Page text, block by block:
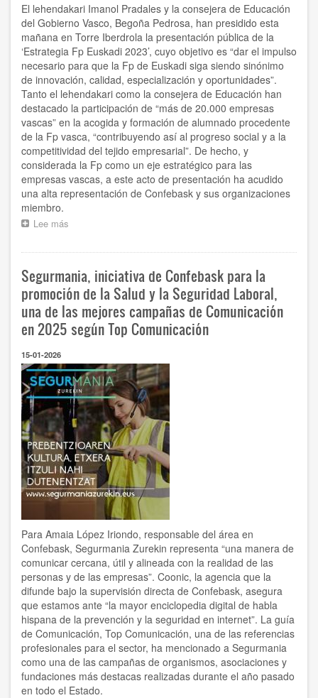
El lehendakari Imanol Pradales y la consejera de Educación
del Gobierno Vasco, Begoña Pedrosa, han presidido esta
mañana en Torre Iberdrola la presentación pública de la
‘Estrategia Fp Euskadi 2023’, cuyo objetivo es “dar el impulso
necesario para que la Fp de Euskadi siga siendo sinónimo
de innovación, calidad, especialización y oportunidades”.
Tanto el lehendakari como la consejera de Educación han
destacado la participación de “más de 20.000 empresas
vascas” en la acogida y formación de alumnado procedente
de la Fp vasca, “contribuyendo así al progreso social y a la
competitividad del tejido empresarial”. De hecho, y
considerada la Fp como un eje estratégico para las
empresas vascas, a este acto de presentación ha acudido
una alta representación de Confebask y sus organizaciones
miembro.
Lee más
y
SEA,
en
la
presentación
de
‘Estrategia
Fp
Euskadi
2030’
Segurmania, iniciativa de Confebask para la
promoción de la Salud y la Seguridad Laboral,
una de las mejores campañas de Comunicación
en 2025 según Top Comunicación
15-01-2026
Para Amaia López Iriondo, responsable del área en
Confebask, Segurmania Zurekin representa “una manera de
comunicar cercana, útil y alineada con la realidad de las
personas y de las empresas”. Coonic, la agencia que la
difunde bajo la supervisión directa de Confebask, asegura
que estamos ante “la mayor enciclopedia digital de habla
hispana de la prevención y la seguridad en internet”. La guía
de Comunicación, Top Comunicación, una de las referencias
profesionales para el sector, ha mencionado a Segurmania
como una de las campañas de organismos, asociaciones y
fundaciones más destacas realizadas durante el año pasado
en todo el Estado.